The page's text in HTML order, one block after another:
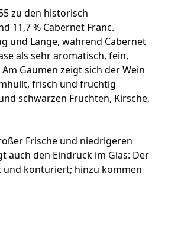
zu den historisch
11,7 % Cabernet Franc.
und Länge, während Cabernet
als sehr aromatisch, fein,
Gaumen zeigt sich der Wein
frisch und fruchtig
schwarzen Früchten, Kirsche,
Frische und niedrigeren
auch den Eindruck im Glas: Der
und konturiert; hinzu kommen